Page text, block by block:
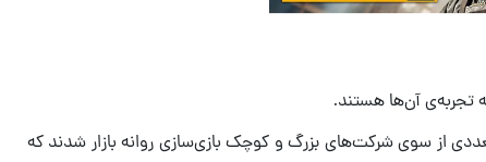
تجربه‌ی آن‌ها هستند.
از سوی شرکت‌های بزرگ و کوچک بازی‌سازی روانه بازار شدند که